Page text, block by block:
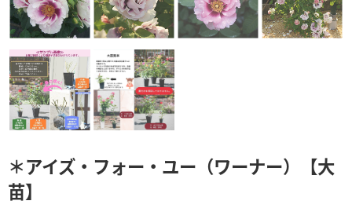
＊アイズ・フォー・ユー（ワーナー）【大
苗】